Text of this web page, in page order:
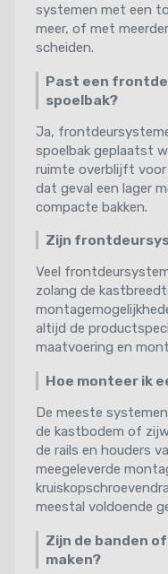
systemen met een
meer, of met
scheiden.
Past een
spoelbak?
Ja,
spoelbak geplaatst
ruimte overblijft voor
dat geval een lager
compacte bakken.
Zijn
Veel
zolang de
altijd de
maatvoering en
Hoe monteer ik
De meeste
de kastbodem of
de rails en houders
meegeleverde
meestal voldoende
Zijn de banden
maken?